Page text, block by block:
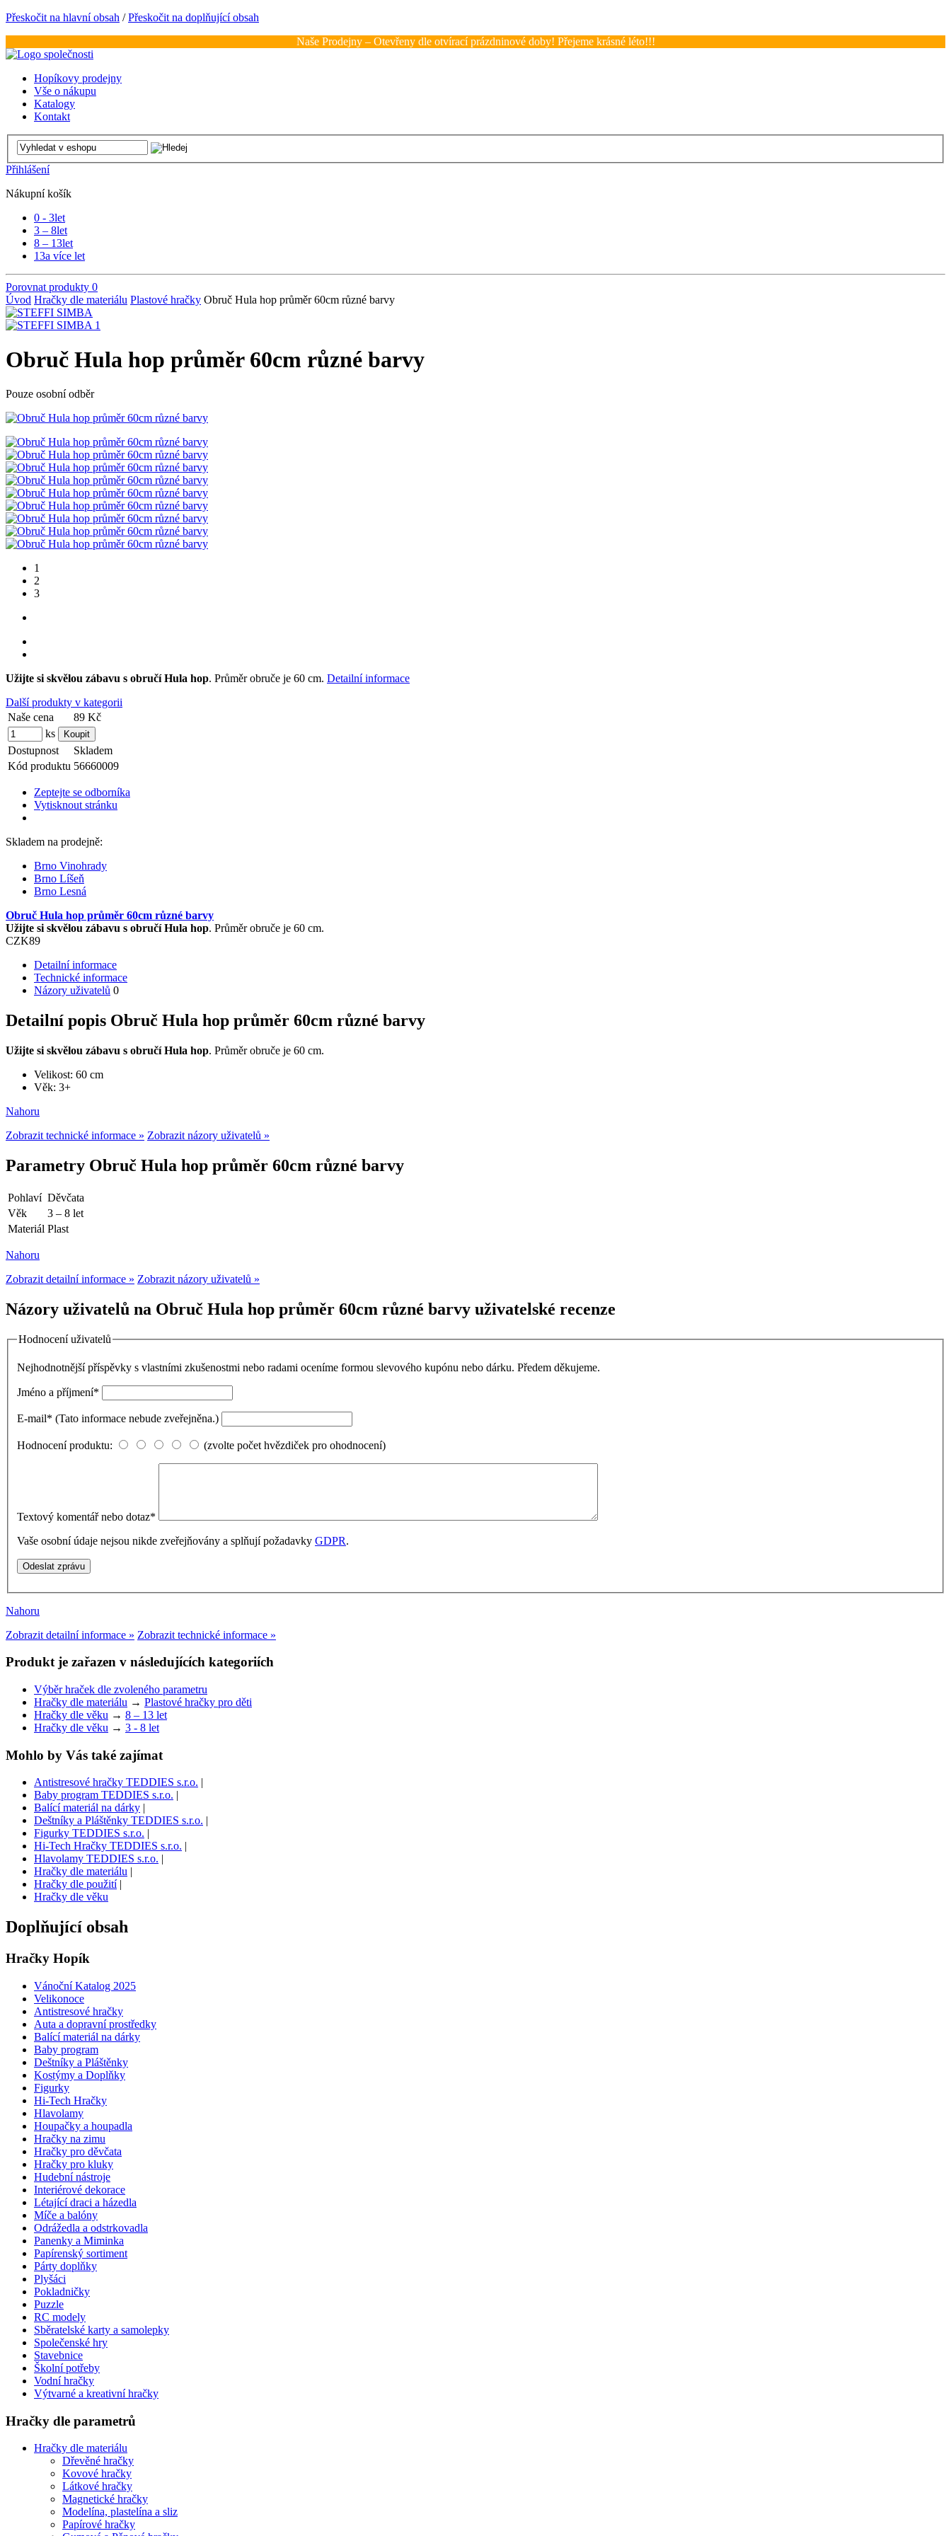
Přeskočit na hlavní obsah /Přeskočit na doplňující obsah
Naše Prodejny – Otevřeny dle otvírací prázdninové doby! Přejeme krásné léto!!!
Hopíkovy prodejny
Vše o nákupu
Katalogy
Kontakt
Přihlášení
Nákupní košík
0 - 3let
3 – 8let
8 – 13let
13a více let
Porovnat produkty 0
Úvod Hračky dle materiálu Plastové hračky Obruč Hula hop průměr 60cm různé barvy
Obruč Hula hop průměr 60cm různé barvy
Pouze osobní odběr
1
2
3
Užijte si skvělou zábavu s obručí Hula hop. Průměr obruče je 60 cm. Detailní informace
Další produkty v kategorii
Naše cena
89 Kč
ks
Dostupnost
Skladem
Kód produktu 56660009
Zeptejte se odborníka
Vytisknout stránku
Skladem na prodejně:
Brno Vinohrady
Brno Líšeň
Brno Lesná
Obruč Hula hop průměr 60cm různé barvy
Užijte si skvělou zábavu s obručí Hula hop. Průměr obruče je 60 cm.
CZK89
Detailní informace
Technické informace
Názory uživatelů 0
Detailní popis Obruč Hula hop průměr 60cm různé barvy
Užijte si skvělou zábavu s obručí Hula hop. Průměr obruče je 60 cm.
Velikost: 60 cm
Věk: 3+
Nahoru
Zobrazit technické informace » Zobrazit názory uživatelů »
Parametry Obruč Hula hop průměr 60cm různé barvy
Pohlaví Děvčata
Věk
3 – 8 let
Materiál Plast
Nahoru
Zobrazit detailní informace » Zobrazit názory uživatelů »
Názory uživatelů na Obruč Hula hop průměr 60cm různé barvy uživatelské recenze
Hodnocení uživatelů
Nejhodnotnější příspěvky s vlastními zkušenostmi nebo radami oceníme formou slevového kupónu nebo dárku. Předem děkujeme.
Jméno a příjmení*
E-mail* (Tato informace nebude zveřejněna.)
Hodnocení produktu: (zvolte počet hvězdiček pro ohodnocení)
Textový komentář nebo dotaz*
Vaše osobní údaje nejsou nikde zveřejňovány a splňují požadavky GDPR.
Nahoru
Zobrazit detailní informace » Zobrazit technické informace »
Produkt je zařazen v následujících kategoriích
Výběr hraček dle zvoleného parametru
Hračky dle materiálu → Plastové hračky pro děti
Hračky dle věku → 8 – 13 let
Hračky dle věku → 3 - 8 let
Mohlo by Vás také zajímat
Antistresové hračky TEDDIES s.r.o. |
Baby program TEDDIES s.r.o. |
Balící materiál na dárky |
Deštníky a Pláštěnky TEDDIES s.r.o. |
Figurky TEDDIES s.r.o. |
Hi-Tech Hračky TEDDIES s.r.o. |
Hlavolamy TEDDIES s.r.o. |
Hračky dle materiálu |
Hračky dle použití|
Hračky dle věku
Doplňující obsah
Hračky Hopík
Vánoční Katalog 2025
Velikonoce
Antistresové hračky
Auta a dopravní prostředky
Balící materiál na dárky
Baby program
Deštníky a Pláštěnky
Kostýmy a Doplňky
Figurky
Hi-Tech Hračky
Hlavolamy
Houpačky a houpadla
Hračky na zimu
Hračky pro děvčata
Hračky pro kluky
Hudební nástroje
Interiérové dekorace
Létající draci a házedla
Míče a balóny
Odrážedla a odstrkovadla
Panenky a Miminka
Papírenský sortiment
Párty doplňky
Plyšáci
Pokladničky
Puzzle
RC modely
Sběratelské karty a samolepky
Společenské hry
Stavebnice
Školní potřeby
Vodní hračky
Výtvarné a kreativní hračky
Hračky dle parametrů
Hračky dle materiálu
Dřevěné hračky
Kovové hračky
Látkové hračky
Magnetické hračky
Modelína, plastelína a sliz
Papírové hračky